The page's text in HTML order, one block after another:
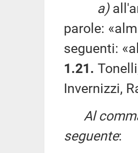
a)
parole:
seguenti:
1.21.
Invernizzi,
Al
seguente: